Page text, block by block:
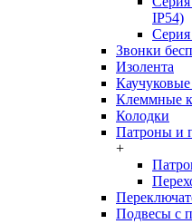
IP54)
Звонки
Изолента
Клеммные
Колодки
Патроны и
+
Подвесы с